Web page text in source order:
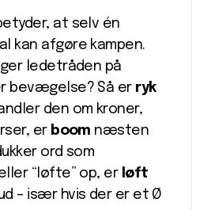
at selv én
kan afgøre kampen.
ledetråden på
bevægelse? Så er ryk
den om kroner,
er boom næsten
ord som
“løfte” op, er løft
– især hvis der er et Ø